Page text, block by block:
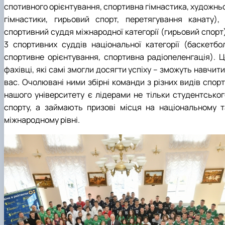
спотивного орієнтування, спортивна гімнастика,
гімнастики, гирьовий спорт, перетягування канату),
спортивний суддя міжнародної категорії (гирьовий
3 спортивних суддів національної категорії
спортивне орієнтування, спортивна радіопеленгація).
фахівці, які самі змогли досягти успіху – зможуть навчити
вас. Очолювані ними збірні команди з різних видів
нашого університету є лідерами не тільки
спорту, а займають призові місця на національному
міжнародному рівні.